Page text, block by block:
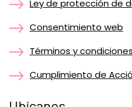
Ley de protección de
Consentimiento web
Términos y condiciones
Cumplimiento de